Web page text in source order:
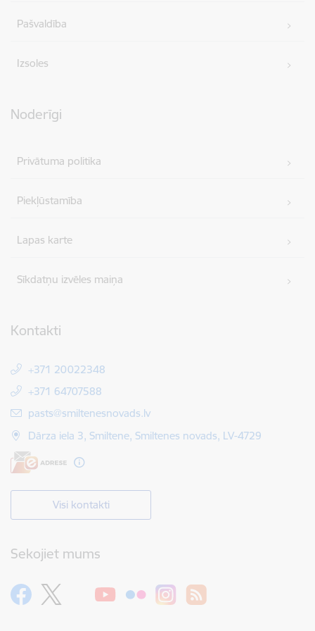
Pašvaldība
Izsoles
Noderīgi
Privātuma politika
Piekļūstamība
Lapas karte
Sīkdatņu izvēles maiņa
Kontakti
+371 20022348
+371 64707588
E-pasts:
pasts@smiltenesnovads.lv
Dārza iela 3, Smiltene, Smiltenes novads, LV-4729
Visi kontakti
Sekojiet mums